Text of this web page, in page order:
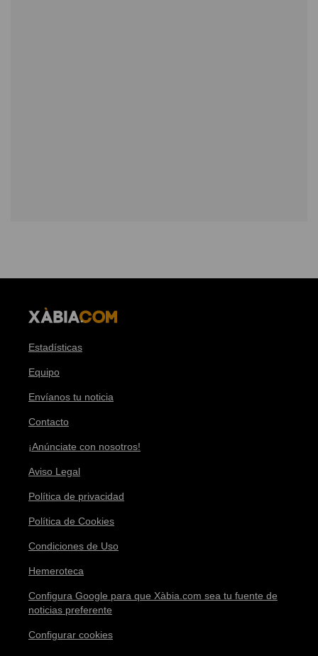
Estadísticas
Equipo
Envíanos tu noticia
Contacto
¡Anúnciate con nosotros!
Aviso Legal
Política de privacidad
Política de Cookies
Condiciones de Uso
Hemeroteca
Configura Google para que Xàbia.com sea tu fuente de
noticias preferente
Configurar cookies